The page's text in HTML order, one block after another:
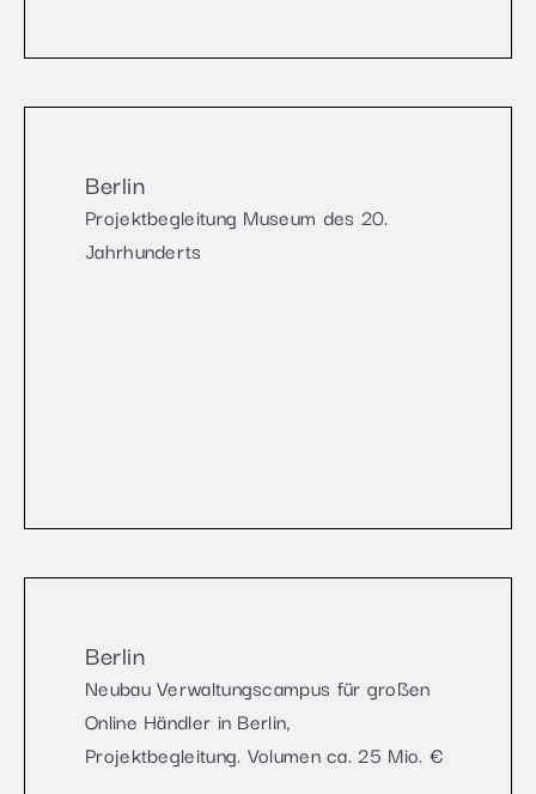
Berlin
Projektbegleitung Museum des 20.
Jahrhunderts
Berlin
Neubau Verwaltungscampus für großen
Online Händler in Berlin,
Projektbegleitung. Volumen ca. 25 Mio. €